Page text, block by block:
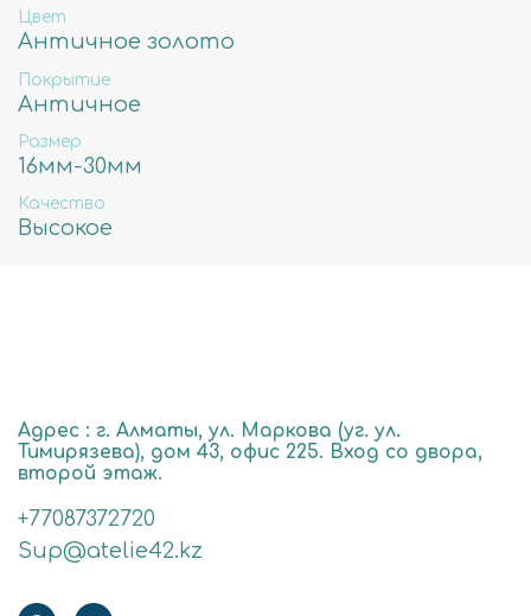
Не содержит свинца, никеля и кадмия.
Цвет
Античное золото
Покрытие
Античное
Размер
16мм-30мм
Качество
Высокое
Адрес : г. Алматы, ул. Маркова (уг. ул.
Тимирязева), дом 43, офис 225. Вход со двора,
второй этаж.
+77087372720
Sup@atelie42.kz